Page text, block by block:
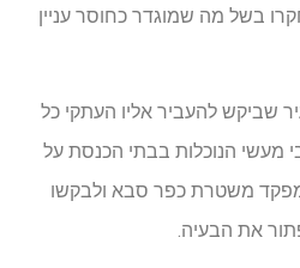
בשל מה שמוגדר כחוסר עניין
שביקש להעביר אליו העתקי כל
מעשי הנוכלות בבתי הכנסת על
מפקד משטרת כפר סבא ולבקשו
את הבעיה.